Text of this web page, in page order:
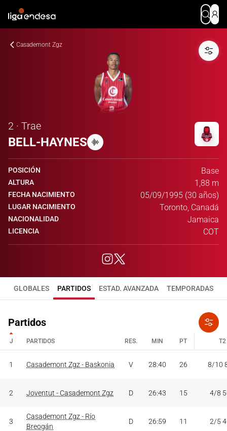
Casademont Zgz
2 · Trae
BELL-HAYNES
POSICIÓN Base
ALTURA 1,88 m
FECHA NACIMIENTO 05/09/1995 (30 años)
LUGAR NACIMIENTO Toronto, Canadá
NACIONALIDAD Jamaica
LICENCIA COT
GLOBALES PARTIDOS ESTAD. AVANZADA TEMPORADAS
Partidos
J PARTIDOS RES. MIN PT T2
1 Casademont Zgz - Baskonia V 28:40 26 8/10
2 Joventut - Casademont Zgz D 26:43 15 4/8
3
Casademont Zgz - Río
Breogán
D 26:59 11 2/5